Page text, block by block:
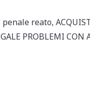
ai
l
n
di
reato,
PROBLEMI CON